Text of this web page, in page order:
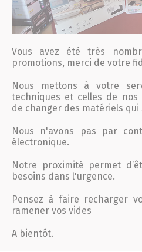
Vous avez été très
promotions, merci de votre
Nous mettons à votre
techniques et celles de
de changer des matériels
Nous n'avons pas par
électronique.
Notre proximité permet
besoins dans l'urgence.
Pensez à faire recharger
ramener vos vides
A bientôt.